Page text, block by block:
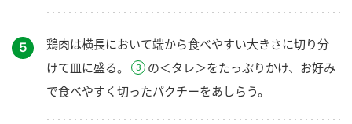
５
鶏肉は横長において端から食べやすい大きさに切り分
けて皿に盛る。
の＜タレ＞をたっぷりかけ、お好み
で食べやすく切ったパクチーをあしらう。